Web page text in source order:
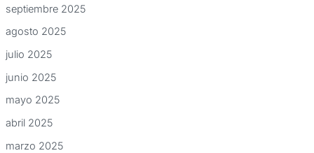
septiembre 2025
agosto 2025
julio 2025
junio 2025
mayo 2025
abril 2025
marzo 2025